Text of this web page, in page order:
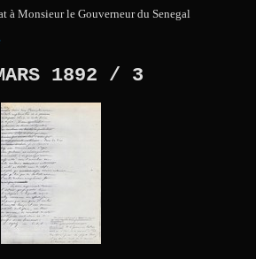
à Monsieur le Gouverneur du Senegal
1892 / 3